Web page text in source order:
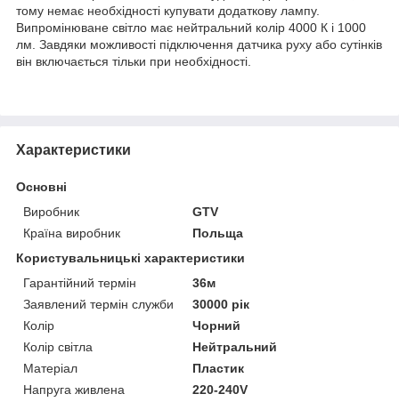
тому немає необхідності купувати додаткову лампу.
Випромінюване світло має нейтральний колір 4000 К і 1000
лм. Завдяки можливості підключення датчика руху або сутінків
він включається тільки при необхідності.
Характеристики
Основні
Виробник
GTV
Країна виробник
Польща
Користувальницькі характеристики
Гарантійний термін
36м
Заявлений термін служби
30000 рік
Колір
Чорний
Колір світла
Нейтральний
Матеріал
Пластик
Напруга живлена
220-240V